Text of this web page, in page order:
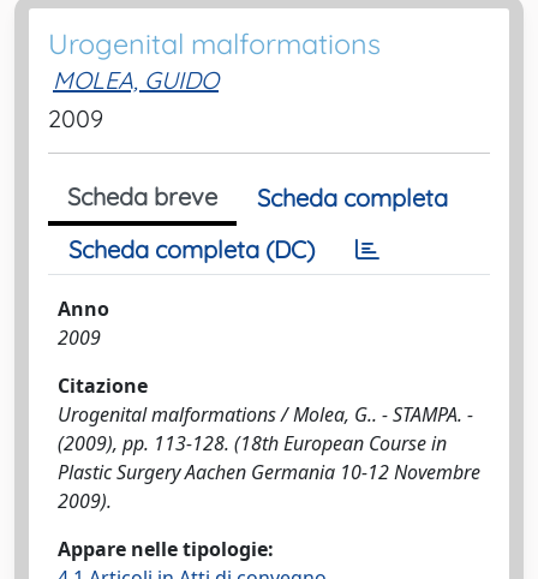
Urogenital malformations
MOLEA, GUIDO
2009
Scheda breve
Scheda completa
Scheda completa (DC)
Anno
2009
Citazione
Urogenital malformations / Molea, G.. - STAMPA. -
(2009), pp. 113-128. (18th European Course in
Plastic Surgery Aachen Germania 10-12 Novembre
2009).
Appare nelle tipologie: